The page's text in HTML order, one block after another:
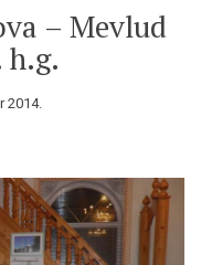
– Mevlud
h.g.
2014.